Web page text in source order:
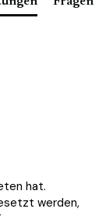
hat.
werden,